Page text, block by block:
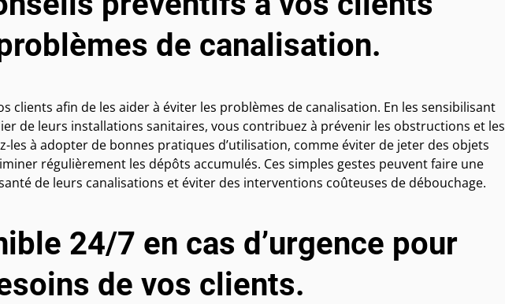
de canalisation.
clients afin de les aider à éviter les problèmes de canalisation. En les sensibilisant
de leurs installations sanitaires, vous contribuez à prévenir les obstructions et les
les à adopter de bonnes pratiques d’utilisation, comme éviter de jeter des objets
régulièrement les dépôts accumulés. Ces simples gestes peuvent faire une
de leurs canalisations et éviter des interventions coûteuses de débouchage.
24/7 en cas d’urgence pour
de vos clients.